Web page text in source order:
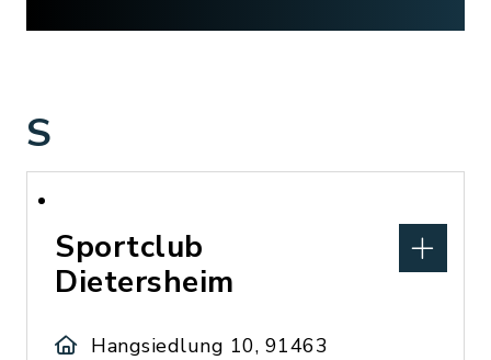
S
Sportclub
Dietersheim
Hangsiedlung 10, 91463